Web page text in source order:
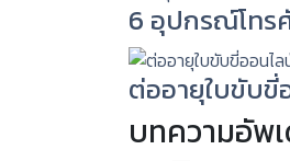
6 อุปกรณ์โทร
ต่ออายุใบขับขี่
บทความอัพ